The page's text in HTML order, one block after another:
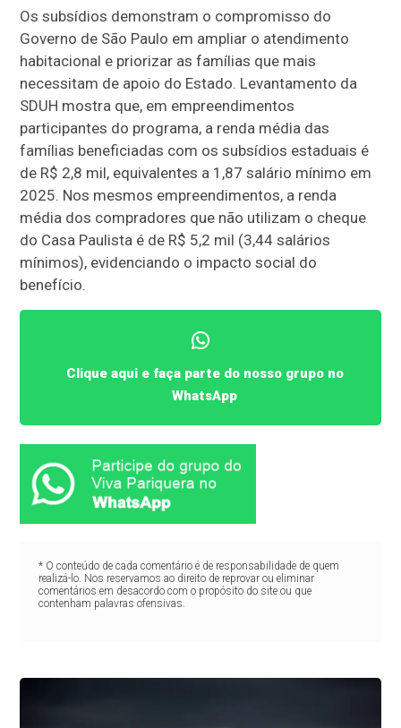
Os subsídios demonstram o compromisso do
Governo de São Paulo em ampliar o atendimento
habitacional e priorizar as famílias que mais
necessitam de apoio do Estado. Levantamento da
SDUH mostra que, em empreendimentos
participantes do programa, a renda média das
famílias beneficiadas com os subsídios estaduais é
de R$ 2,8 mil, equivalentes a 1,87 salário mínimo em
2025. Nos mesmos empreendimentos, a renda
média dos compradores que não utilizam o cheque
do Casa Paulista é de R$ 5,2 mil (3,44 salários
mínimos), evidenciando o impacto social do
benefício.
Clique aqui e faça parte do nosso grupo no
WhatsApp
* O conteúdo de cada comentário é de responsabilidade de quem
realizá-lo. Nos reservamos ao direito de reprovar ou eliminar
comentários em desacordo com o propósito do site ou que
contenham palavras ofensivas.